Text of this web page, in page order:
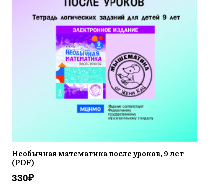
Необычная математика после уроков, 9 лет
(PDF)
330₽